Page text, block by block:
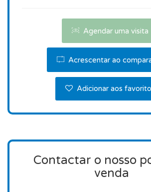
conta a sua localização em
Este imóvel é realmente uma boa
Contacte-nos para agendar uma
Agendar uma visita
Acrescentar ao
Adicionar aos
Contactar o nosso
venda